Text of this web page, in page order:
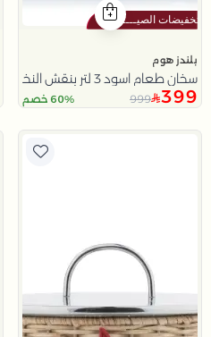
بلندز هوم
سخان طعام اسود 3 لتر بنقش النخلة من نقاء
399
999 60% خصم